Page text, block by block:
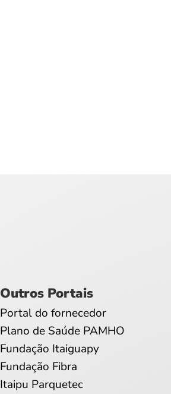
Outros Portais
Portal do fornecedor
Plano de Saúde PAMHO
Fundação Itaiguapy
Fundação Fibra
Itaipu Parquetec